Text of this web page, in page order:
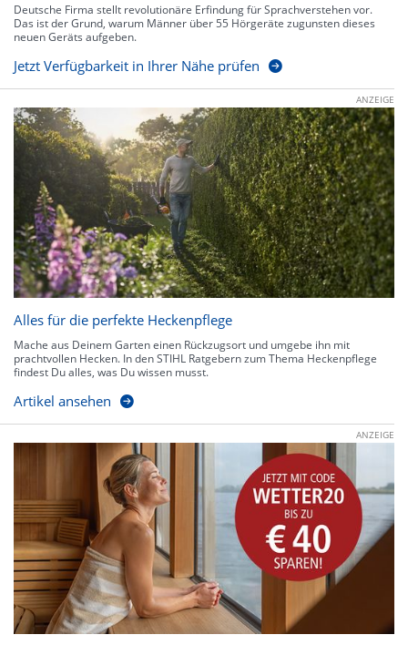
Deutsche Firma stellt revolutionäre Erfindung für Sprachverstehen vor.
Das ist der Grund, warum Männer über 55 Hörgeräte zugunsten dieses
neuen Geräts aufgeben.
Jetzt Verfügbarkeit in Ihrer Nähe prüfen
ANZEIGE
Alles für die perfekte Heckenpflege
Mache aus Deinem Garten einen Rückzugsort und umgebe ihn mit
prachtvollen Hecken. In den STIHL Ratgebern zum Thema Heckenpflege
findest Du alles, was Du wissen musst.
Artikel ansehen
ANZEIGE